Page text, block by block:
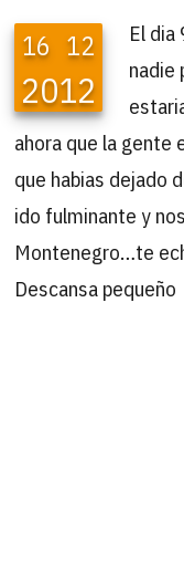
16 12
2012
El
nadie
ahora que la gente
que habias dejado
ido fulminante y
Montenegro…te
Descansa pequeño